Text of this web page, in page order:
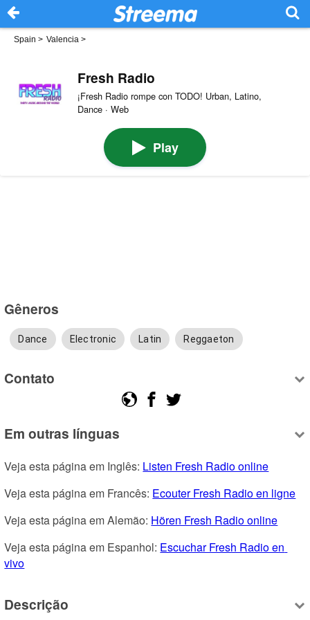
Spain > Valencia >
Fresh Radio
¡Fresh Radio rompe con TODO! Urban, Latino,
Dance · Web
Play
Gêneros
Dance Electronic Latin Reggaeton
Contato
Em outras línguas
Veja esta página em Inglês: Listen Fresh Radio online
Veja esta página em Francês: Ecouter Fresh Radio en ligne
Veja esta página em Alemão: Hören Fresh Radio online
Veja esta página em Espanhol: Escuchar Fresh Radio en
vivo
Descrição